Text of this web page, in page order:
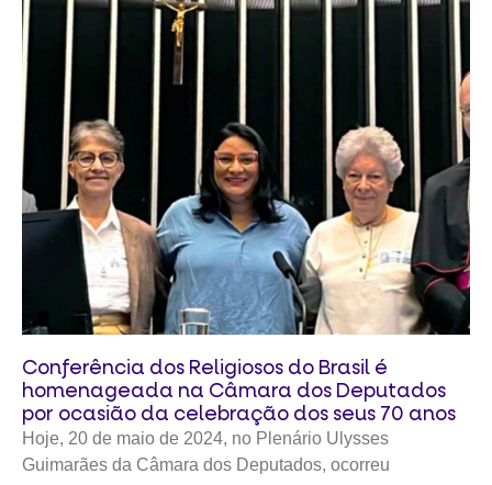
Conferência dos Religiosos do Brasil é
homenageada na Câmara dos Deputados
por ocasião da celebração dos seus 70 anos
Hoje, 20 de maio de 2024, no Plenário Ulysses
Guimarães da Câmara dos Deputados, ocorreu